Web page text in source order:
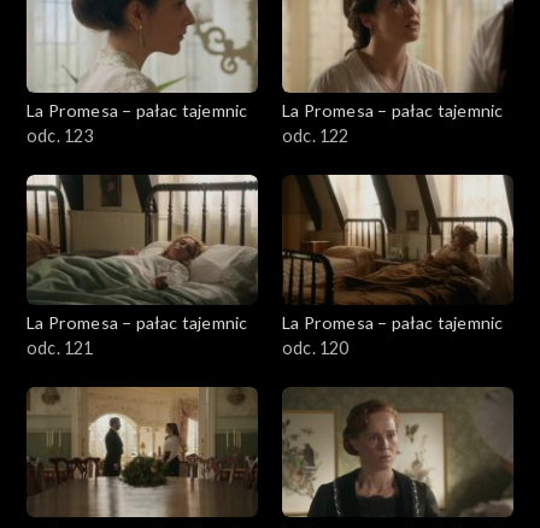
La Promesa – pałac tajemnic
odc. 123
La Promesa – pałac tajemnic
odc. 122
La Promesa – pałac tajemnic
odc. 121
La Promesa – pałac tajemnic
odc. 120